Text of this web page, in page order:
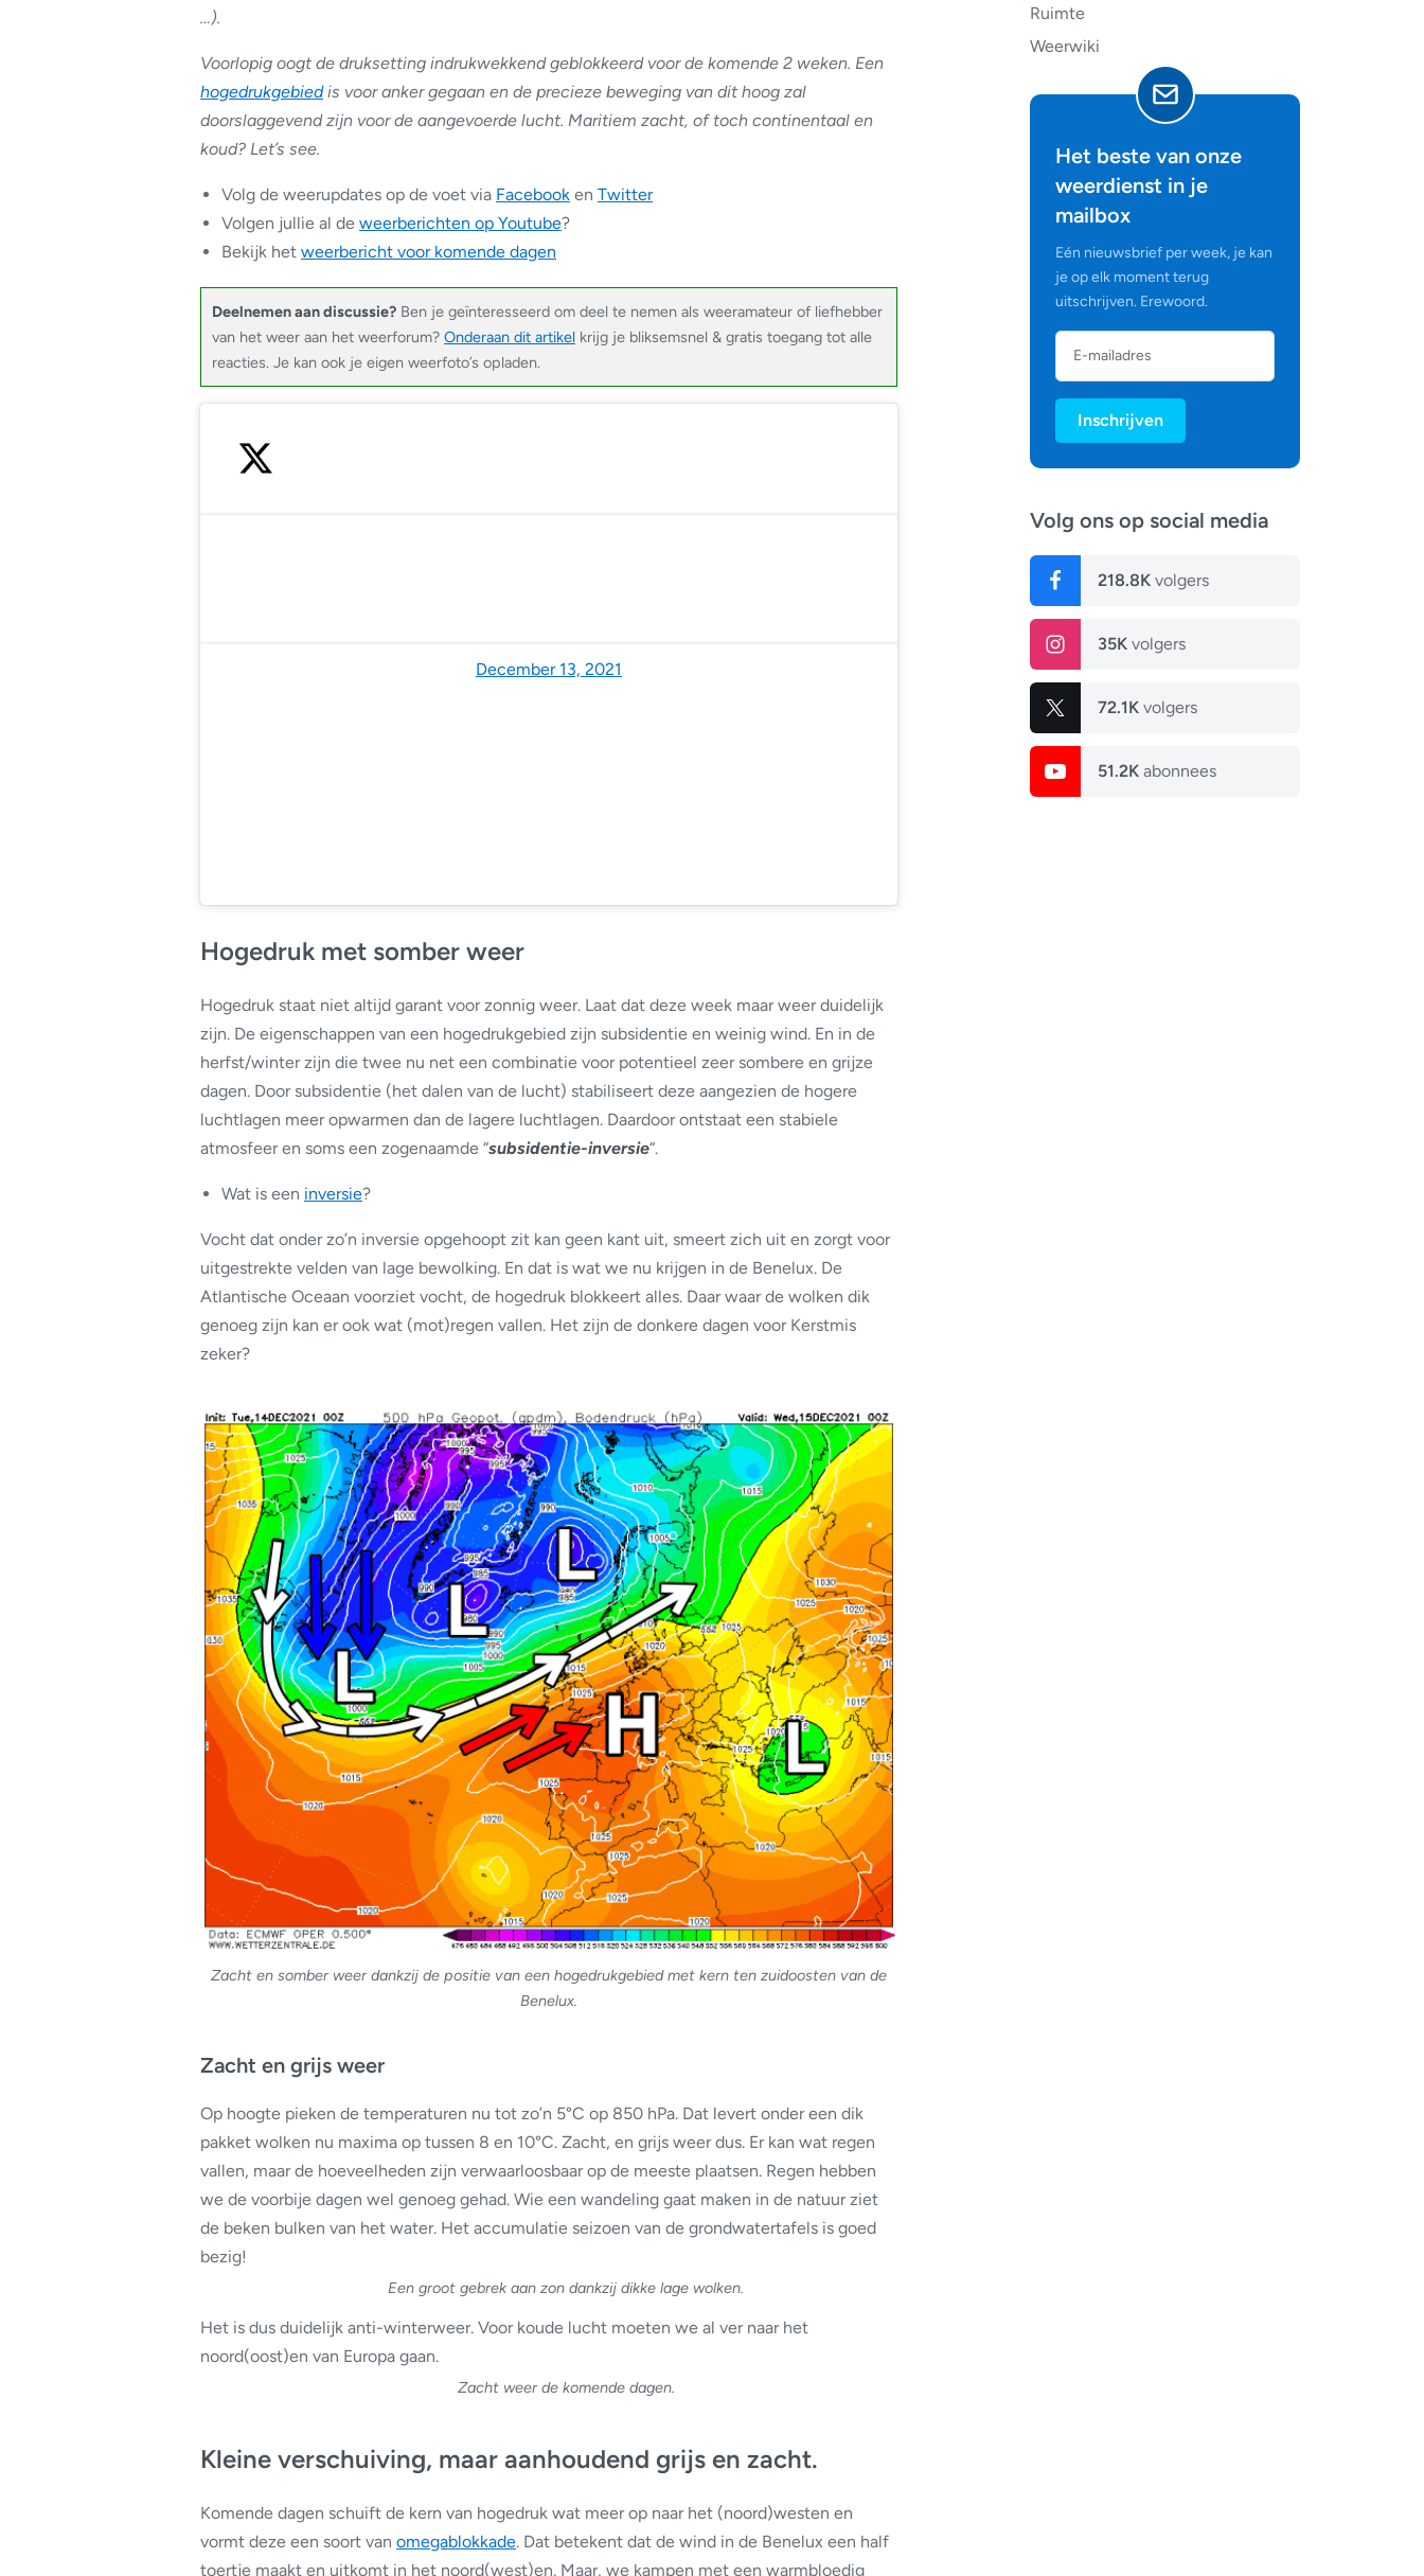
Ruimte
Weerwiki
Het beste van onze
weerdienst in je
mailbox
Eén nieuwsbrief per week, je kan
je op elk moment terug
uitschrijven. Erewoord.
Inschrijven
Volg ons op social media
218.8K volgers
35K volgers
72.1K volgers
51.2K abonnees
…).
Voorlopig oogt de druksetting indrukwekkend geblokkeerd voor de komende 2 weken. Een
hogedrukgebiedis voor anker gegaan en de precieze beweging van dit hoog zal
doorslaggevend zijn voor de aangevoerde lucht. Maritiem zacht, of toch continentaal en
koud? Let’s see.
Volg de weerupdates op de voet via Facebook en Twitter
Volgen jullie al de weerberichten op Youtube?
Bekijk het weerbericht voor komende dagen
Deelnemen aan discussie? Ben je geïnteresseerd om deel te nemen als weeramateur of liefhebber
van het weer aan het weerforum? Onderaan dit artikel krijg je bliksemsnel & gratis toegang tot alle
reacties. Je kan ook je eigen weerfoto’s opladen.
December 13, 2021
Hogedruk met somber weer
Hogedruk staat niet altijd garant voor zonnig weer. Laat dat deze week maar weer duidelijk
zijn. De eigenschappen van een hogedrukgebied zijn subsidentie en weinig wind. En in de
herfst/winter zijn die twee nu net een combinatie voor potentieel zeer sombere en grijze
dagen. Door subsidentie (het dalen van de lucht) stabiliseert deze aangezien de hogere
luchtlagen meer opwarmen dan de lagere luchtlagen. Daardoor ontstaat een stabiele
atmosfeer en soms een zogenaamde “subsidentie-inversie“.
Wat is een inversie?
Vocht dat onder zo’n inversie opgehoopt zit kan geen kant uit, smeert zich uit en zorgt voor
uitgestrekte velden van lage bewolking. En dat is wat we nu krijgen in de Benelux. De
Atlantische Oceaan voorziet vocht, de hogedruk blokkeert alles. Daar waar de wolken dik
genoeg zijn kan er ook wat (mot)regen vallen. Het zijn de donkere dagen voor Kerstmis
zeker?
Zacht en somber weer dankzij de positie van een hogedrukgebied met kern ten zuidoosten van de
Benelux.
Zacht en grijs weer
Op hoogte pieken de temperaturen nu tot zo’n 5°C op 850 hPa. Dat levert onder een dik
pakket wolken nu maxima op tussen 8 en 10°C. Zacht, en grijs weer dus. Er kan wat regen
vallen, maar de hoeveelheden zijn verwaarloosbaar op de meeste plaatsen. Regen hebben
we de voorbije dagen wel genoeg gehad. Wie een wandeling gaat maken in de natuur ziet
de beken bulken van het water. Het accumulatie seizoen van de grondwatertafels is goed
bezig!
Een groot gebrek aan zon dankzij dikke lage wolken.
Het is dus duidelijk anti-winterweer. Voor koude lucht moeten we al ver naar het
noord(oost)en van Europa gaan.
Zacht weer de komende dagen.
Kleine verschuiving, maar aanhoudend grijs en zacht.
Komende dagen schuift de kern van hogedruk wat meer op naar het (noord)westen en
vormt deze een soort van omegablokkade. Dat betekent dat de wind in de Benelux een half
toertje maakt en uitkomt in het noord(west)en. Maar, we kampen met een warmbloedig